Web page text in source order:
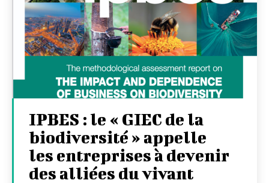
IPBES : le « GIEC de la
biodiversité » appelle
les entreprises à devenir
des alliées du vivant